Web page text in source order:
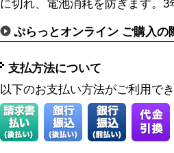
に切れ、電池消耗を防ぎます。3
ぷらっとオンライン ご購入の
支払方法について
以下のお支払い方法がご利用で